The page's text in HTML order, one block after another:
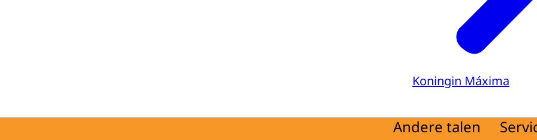
Koningin Máxima
Andere talen